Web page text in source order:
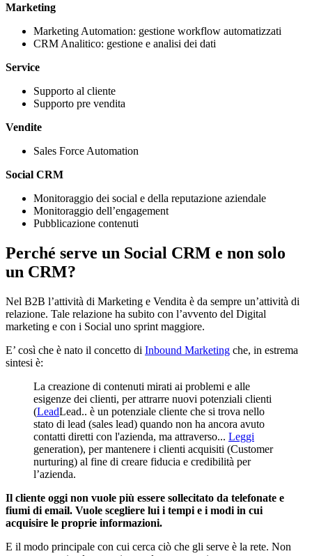
Marketing
Marketing Automation: gestione workflow automatizzati
CRM Analitico: gestione e analisi dei dati
Service
Supporto al cliente
Supporto pre vendita
Vendite
Sales Force Automation
Social CRM
Monitoraggio dei social e della reputazione aziendale
Monitoraggio dell’engagement
Pubblicazione contenuti
Perché serve un Social CRM e non solo
un CRM?
Nel B2B l’attività di Marketing e Vendita è da sempre un’attività di
relazione. Tale relazione ha subito con l’avvento del Digital
marketing e con i Social uno sprint maggiore.
E’ così che è nato il concetto di Inbound Marketing che, in estrema
sintesi è:
La creazione di contenuti mirati ai problemi e alle
esigenze dei clienti, per attrarre nuovi potenziali clienti
(LeadLead.. è un potenziale cliente che si trova nello
stato di lead (sales lead) quando non ha ancora avuto
contatti diretti con l'azienda, ma attraverso... Leggi
generation), per mantenere i clienti acquisiti (Customer
nurturing) al fine di creare fiducia e credibilità per
l’azienda.
Il cliente oggi non vuole più essere sollecitato da telefonate e
fiumi di email. Vuole scegliere lui i tempi e i modi in cui
acquisire le proprie informazioni.
E il modo principale con cui cerca ciò che gli serve è la rete. Non